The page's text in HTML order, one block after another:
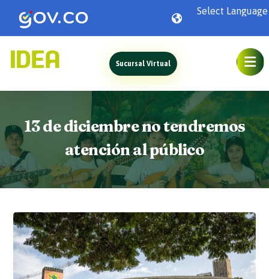
Sucursal Virtual
13 de diciembre no tendremos
atención al público